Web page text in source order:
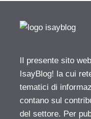
Il presente sito
IsayBlog! la cui
tematici di
contano sul
del settore. Per